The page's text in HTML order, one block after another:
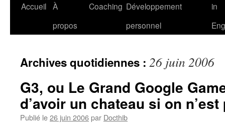
Accueil À
propos
Coaching Développement
personnel
in
Archives quotidiennes : 26 juin 2006
G3, ou Le Grand Google
d’avoir un chateau si on
Publié le26 juin 2006par Docthib